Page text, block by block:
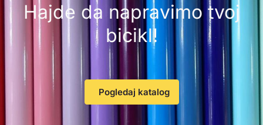
Hajde da napravimo tvoj
bicikl!
Pogledaj katalog